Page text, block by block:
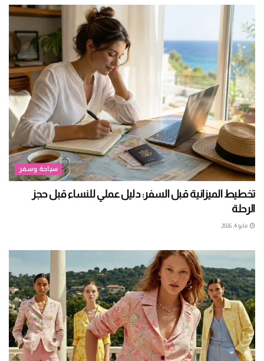
سياحة وسفر
تخطيط الميزانية قبل السفر: دليل عملي للنساء قبل حجز
الرحلة
مايو 4, 2026